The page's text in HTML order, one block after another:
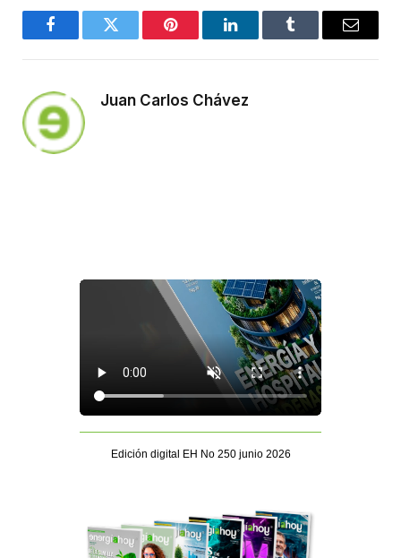
FacebookTwitter Pinterest LinkedInTumblr Email
Juan Carlos Chávez
Edición digital EH No 250 junio 2026